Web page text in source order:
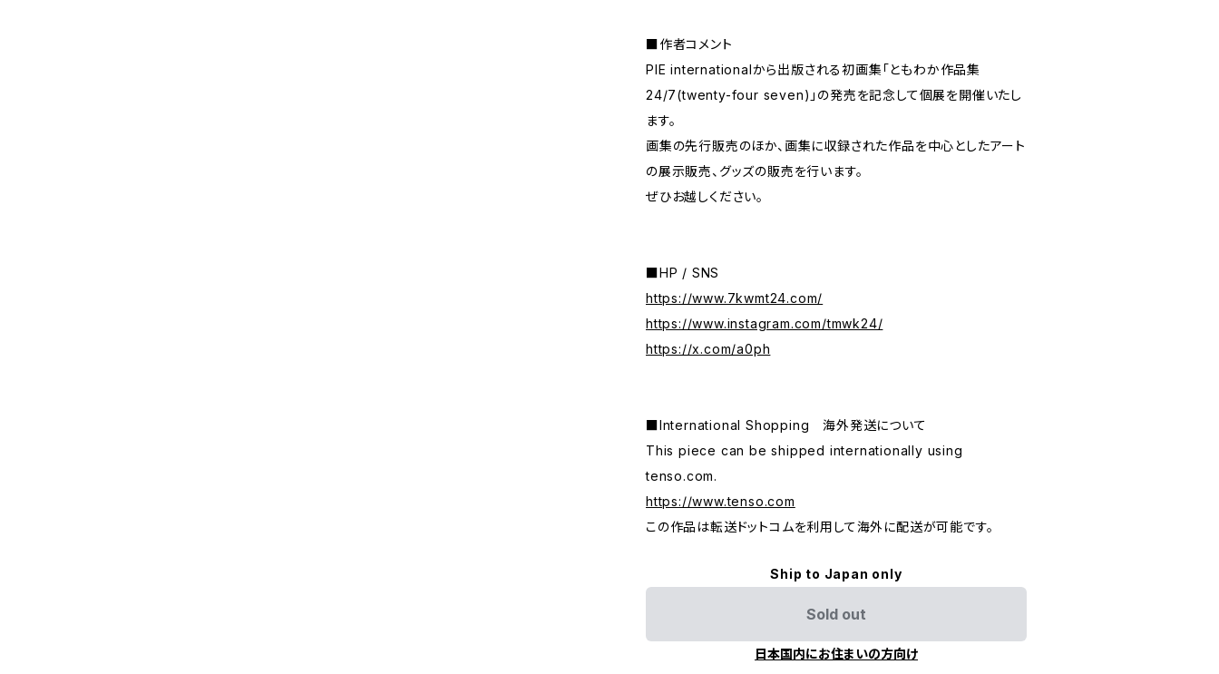
■作者コメント
PIE internationalから出版される初画集「ともわか作品集
24/7(twenty-four seven)」の発売を記念して個展を開催いたし
ます。
画集の先行販売のほか、画集に収録された作品を中心としたアート
の展示販売、グッズの販売を行います。
ぜひお越しください。
■HP / SNS
https://www.7kwmt24.com/
https://www.instagram.com/tmwk24/
https://x.com/a0ph
■International Shopping 海外発送について
This piece can be shipped internationally using
tenso.com.
https://www.tenso.com
この作品は転送ドットコムを利用して海外に配送が可能です。
Ship to Japan only
Sold out
日本国内にお住まいの方向け